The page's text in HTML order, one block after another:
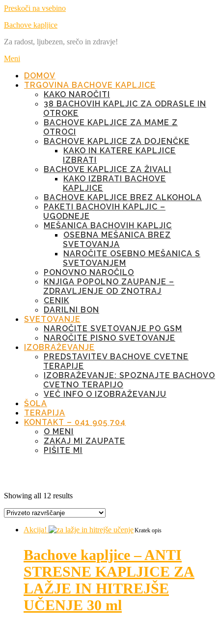
Preskoči na vsebino
Bachove kapljice
Za radost, ljubezen, srečo in zdravje!
Meni
DOMOV
TRGOVINA BACHOVE KAPLJICE
KAKO NAROČITI
38 BACHOVIH KAPLJIC ZA ODRASLE IN
OTROKE
BACHOVE KAPLJICE ZA MAME Z
OTROCI
BACHOVE KAPLJICE ZA DOJENČKE
KAKO IN KATERE KAPLJICE
IZBRATI
BACHOVE KAPLJICE ZA ŽIVALI
KAKO IZBRATI BACHOVE
KAPLJICE
BACHOVE KAPLJICE BREZ ALKOHOLA
PAKETI BACHOVIH KAPLJIC –
UGODNEJE
MEŠANICA BACHOVIH KAPLJIC
OSEBNA MEŠANICA BREZ
SVETOVANJA
NAROČITE OSEBNO MEŠANICA S
SVETOVANJEM
PONOVNO NAROČILO
KNJIGA POPOLNO ZAUPANJE –
ZDRAVLJENJE OD ZNOTRAJ
CENIK
DARILNI BON
SVETOVANJE
NAROČITE SVETOVANJE PO GSM
NAROČITE PISNO SVETOVANJE
IZOBRAŽEVANJE
PREDSTAVITEV BACHOVE CVETNE
TERAPIJE
IZOBRAŽEVANJE: SPOZNAJTE BACHOVO
CVETNO TERAPIJO
VEČ INFO O IZOBRAŽEVANJU
ŠOLA
TERAPIJA
KONTAKT – 041 905 704
O MENI
ZAKAJ MI ZAUPATE
PIŠITE MI
Showing all 12 results
Akcija! Kratek opis
Bachove kapljice – ANTI
STRESNE KAPLJICE ZA
LAŽJE IN HITREJŠE
UČENJE 30 ml